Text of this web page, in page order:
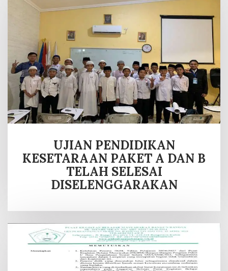
UJIAN PENDIDIKAN
KESETARAAN PAKET A DAN B
TELAH SELESAI
DISELENGGARAKAN